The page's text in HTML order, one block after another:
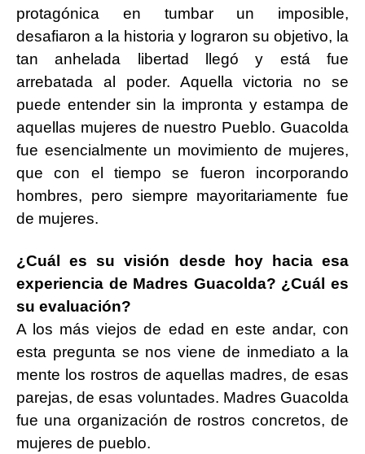
protagónica en tumbar un imposible,
desafiaron a la historia y lograron su objetivo, la
tan anhelada libertad llegó y está fue
arrebatada al poder. Aquella victoria no se
puede entender sin la impronta y estampa de
aquellas mujeres de nuestro Pueblo. Guacolda
fue esencialmente un movimiento de mujeres,
que con el tiempo se fueron incorporando
hombres, pero siempre mayoritariamente fue
de mujeres.
¿Cuál es su visión desde hoy hacia esa
experiencia de Madres Guacolda? ¿Cuál es
su evaluación?
A los más viejos de edad en este andar, con
esta pregunta se nos viene de inmediato a la
mente los rostros de aquellas madres, de esas
parejas, de esas voluntades. Madres Guacolda
fue una organización de rostros concretos, de
mujeres de pueblo.